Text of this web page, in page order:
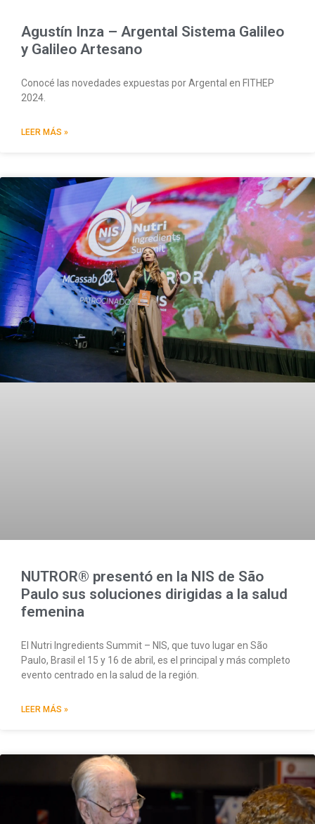
Agustín Inza – Argental Sistema Galileo
y Galileo Artesano
Conocé las novedades expuestas por Argental en FITHEP
2024.
LEER MÁS »
NUTROR® presentó en la NIS de São
Paulo sus soluciones dirigidas a la salud
femenina
El Nutri Ingredients Summit – NIS, que tuvo lugar en São
Paulo, Brasil el 15 y 16 de abril, es el principal y más completo
evento centrado en la salud de la región.
LEER MÁS »